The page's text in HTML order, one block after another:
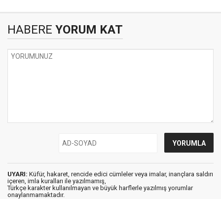
HABERE YORUM KAT
UYARI: Küfür, hakaret, rencide edici cümleler veya imalar, inançlara saldırı
içeren, imla kuralları ile yazılmamış,
Türkçe karakter kullanılmayan ve büyük harflerle yazılmış yorumlar
onaylanmamaktadır.